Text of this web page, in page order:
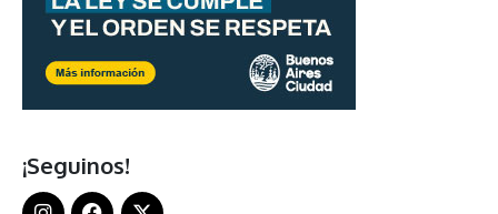
¡Seguinos!